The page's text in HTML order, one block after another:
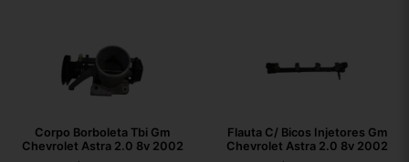
Corpo Borboleta Tbi Gm
Chevrolet Astra 2.0 8v 2002
Flauta C/ Bicos Injetores Gm
Chevrolet Astra 2.0 8v 2002